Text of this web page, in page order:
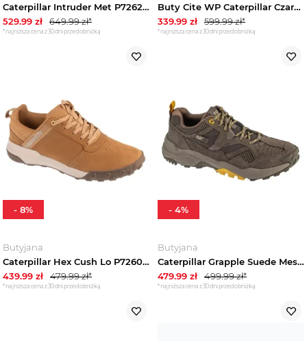
Caterpillar Intruder Met P726243, Męskie, Białe, buty sneakers, skóra naturalna, rozmiar: 41
529.99 zł 649.99zł*
*najniższa cena z 30 dni przed obniżką
Buty Cite WP Caterpillar Czarny
339.99 zł 599.99zł*
*najniższa cena z 30 dni przed obniżką
Butyjana
Caterpillar Hex Cush Lo P726017, Męskie, Beżowe, buty sneakers, skóra naturalna, rozmiar: 42
439.99 zł 479.99zł*
*najniższa cena z 30 dni przed obniżką
- 8%
Butyjana
Caterpillar Grapple Suede Mesh P726775, Męskie, Brązowe, buty sneakers, przewiewna siateczka, rozmiar: 42
479.99 zł 499.99zł*
*najniższa cena z 30 dni przed obniżką
- 4%